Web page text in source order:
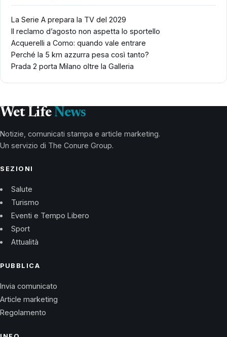
La Serie A prepara la TV del 2029
Il reclamo d’agosto non aspetta lo sportello
Acquerelli a Como: quando vale entrare
Perché la 5 km azzurra pesa così tanto?
Prada 2 porta Milano oltre la Galleria
Wet Life News
Notizie, comunicati stampa e article marketing.
Un servizio di The Conure Group.
SEZIONI
Salute
Turismo
Eventi e Tempo Libero
Sport
Attualità
PUBBLICA
Invia comunicato
Article marketing
Regolamento